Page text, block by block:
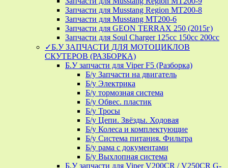
Запчасти для Musstang Region MT200-8
Запчасти для Musstang MT200-6
Запчасти для GEON TERRAX 250 (2015г)
Запчасти для Soul Charger 125сс 150cc 200сс
✓Б.У ЗАПЧАСТИ ДЛЯ МОТОЦИКЛОВ
СКУТЕРОВ (РАЗБОРКА)
Б.У запчасти для Viper F5 (Разборка)
Б/у Запчасти на двигатель
Б/у Электрика
Б/у тормозная система
Б/у Обвес. пластик
Б/у Тросы
Б/у Цепи. Звёзды. Ходовая
Б/у Колеса и комплектующие
Б/у Система питания. Фильтра
Б/у рама с документами
Б/у Выхлопная система
Б.У запчасти для Viper V200CR / V250CR G-